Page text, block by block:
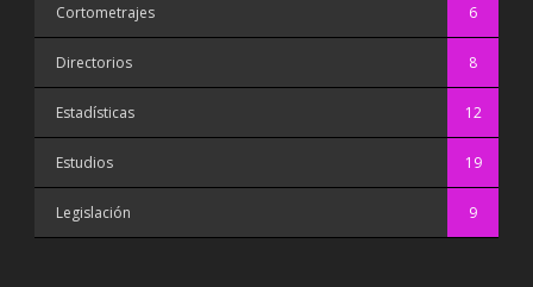
Cortometrajes 6
Directorios 8
Estadísticas 12
Estudios 19
Legislación 9